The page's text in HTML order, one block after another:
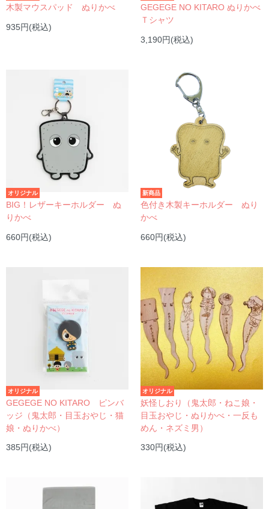
木製マウスパッド ぬりかべ
935円(税込)
GEGEGE NO KITARO ぬりかべ
Ｔシャツ
3,190円(税込)
オリジナル
BIG！レザーキーホルダー ぬ
りかべ
660円(税込)
新商品
色付き木製キーホルダー ぬり
かべ
660円(税込)
オリジナル
GEGEGE NO KITARO ピンバ
ッジ（鬼太郎・目玉おやじ・猫
娘・ぬりかべ）
385円(税込)
オリジナル
妖怪しおり（鬼太郎・ねこ娘・
目玉おやじ・ぬりかべ・一反も
めん・ネズミ男）
330円(税込)